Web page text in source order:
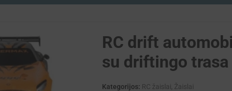
RC drift
su driftingo trasa
Kategorijos: RC žaislai, Žaislai